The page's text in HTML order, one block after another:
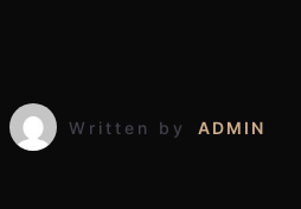
Written by ADMIN